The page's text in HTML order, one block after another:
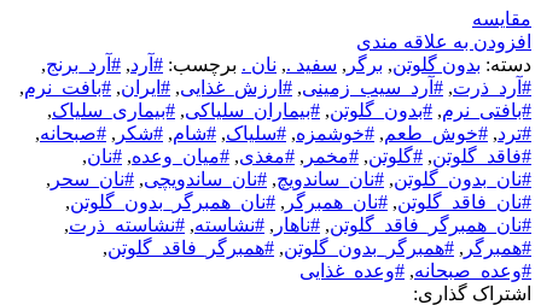
مقایسه
افزودن به علاقه مندی
دسته: بدون گلوتن, برگر , سفید ., نان . برچسب: #آرد, #آرد_برنج,
#آرد_ذرت, #آرد_سیب_زمینی, #ارزش_غذایی, #ایران, #بافت_نرم,
#بافتی_نرم, #بدون_گلوتن, #بیماران_سلیاکی, #بیماری_سلیاک,
#ترد, #خوش_طعم, #خوشمزه, #سلیاک, #شام, #شکر , #صبحانه,
#فاقد_گلوتن, #گلوتن, #مخمر , #مغذی, #میان_وعده, #نان,
#نان_بدون_گلوتن, #نان_ساندویچ, #نان_ساندویچی, #نان_سحر ,
#نان_فاقد_گلوتن, #نان_همبرگر , #نان_همبرگر_بدون_گلوتن,
#نان_همبرگر_فاقد_گلوتن, #ناهار , #نشاسته, #نشاسته_ذرت,
#همبرگر , #همبرگر_بدون_گلوتن, #همبرگر_فاقد_گلوتن,
#وعده_صبحانه, #وعده_غذایی
اشتراک گذاری: